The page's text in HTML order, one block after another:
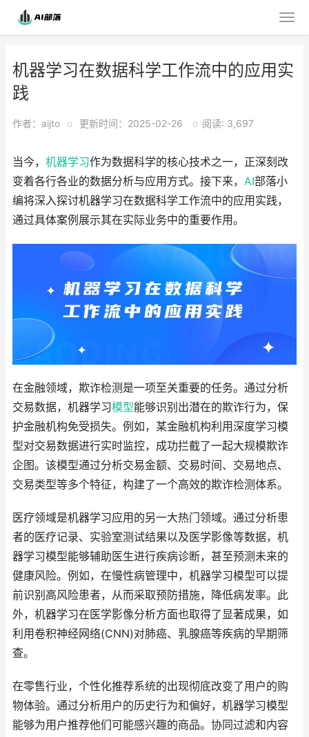
机器学习在数据科学工作流中的应用实
践
作者：aijto o 更新时间：2025-02-26 o 阅读: 3,697
当今， 机器学习作为数据科学的核心技术之一，正深刻改
变着各行各业的数据分析与应用方式。接下来， AI部落小
编将深入探讨机器学习在数据科学工作流中的应用实践，
通过具体案例展示其在实际业务中的重要作用。
在金融领域，欺诈检测是一项至关重要的任务。通过分析
交易数据，机器学习模型能够识别出潜在的欺诈行为，保
护金融机构免受损失。例如，某金融机构利用深度学习模
型对交易数据进行实时监控，成功拦截了一起大规模欺诈
企图。该模型通过分析交易金额、交易时间、交易地点、
交易类型等多个特征，构建了一个高效的欺诈检测体系。
医疗领域是机器学习应用的另一大热门领域。通过分析患
者的医疗记录、实验室测试结果以及医学影像等数据，机
器学习模型能够辅助医生进行疾病诊断，甚至预测未来的
健康风险。例如，在慢性病管理中，机器学习模型可以提
前识别高风险患者，从而采取预防措施，降低病发率。此
外，机器学习在医学影像分析方面也取得了显著成果，如
利用卷积神经网络(CNN)对肺癌、乳腺癌等疾病的早期筛
查。
在零售行业，个性化推荐系统的出现彻底改变了用户的购
物体验。通过分析用户的历史行为和偏好，机器学习模型
能够为用户推荐他们可能感兴趣的商品。协同过滤和内容